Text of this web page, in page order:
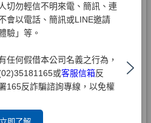
切勿輕信不明來電、簡訊、連
會以電話、簡訊或LINE邀請
驗」等。
任何假借本公司名義之行為，
或客服信箱反
165反詐騙諮詢專線，以免權